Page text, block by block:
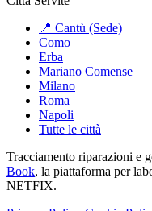
📍 Cantù (Sede)
Como
Erba
Mariano Comense
Milano
Roma
Napoli
Tutte le città
Tracciamento riparazioni e
Book, la piattaforma per
NETFIX.